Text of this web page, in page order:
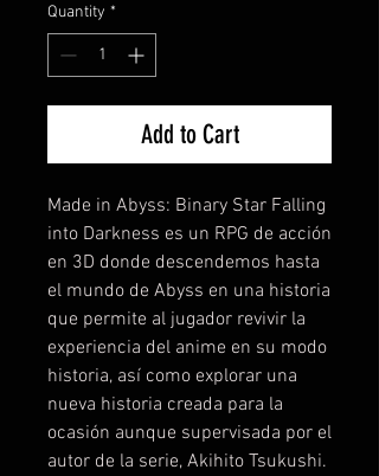
Quantity *
Add to Cart
Made in Abyss: Binary Star Falling
into Darkness es un RPG de acción
en 3D donde descendemos hasta
el mundo de Abyss en una historia
que permite al jugador revivir la
experiencia del anime en su modo
historia, así como explorar una
nueva historia creada para la
ocasión aunque supervisada por el
autor de la serie, Akihito Tsukushi.